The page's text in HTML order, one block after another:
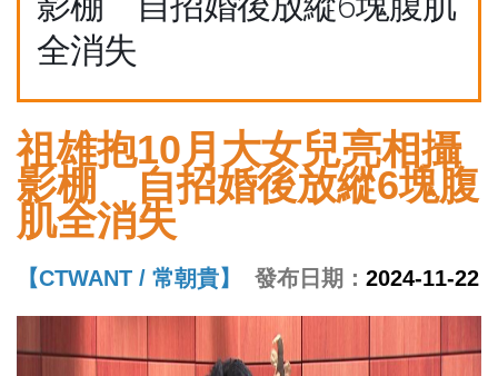
全消失
祖雄抱10月大女兒亮相攝
影棚 自招婚後放縱6塊腹
肌全消失
【CTWANT / 常朝貴】 發布日期： 2024-11-22